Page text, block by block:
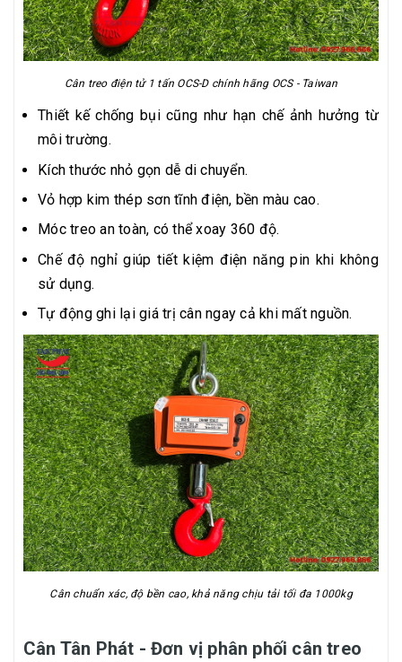
Cân treo điện tử 1 tấn OCS-D chính hãng OCS - Taiwan
Thiết kế chống bụi cũng như hạn chế ảnh hưởng từ
môi trường.
Kích thước nhỏ gọn dễ di chuyển.
Vỏ hợp kim thép sơn tĩnh điện, bền màu cao.
Móc treo an toàn, có thể xoay 360 độ.
Chế độ nghỉ giúp tiết kiệm điện năng pin khi không
sử dụng.
Tự động ghi lại giá trị cân ngay cả khi mất nguồn.
Cân chuẩn xác, độ bền cao, khả năng chịu tải tối đa 1000kg
Cân Tân Phát - Đơn vị phân phối cân treo